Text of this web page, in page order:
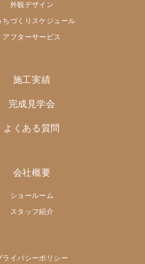
外観デザイン
ちづくりスケジュール
アフターサービス
施工実績
完成見学会
よくある質問
会社概要
ショールーム
スタッフ紹介
ライバシーポリシー